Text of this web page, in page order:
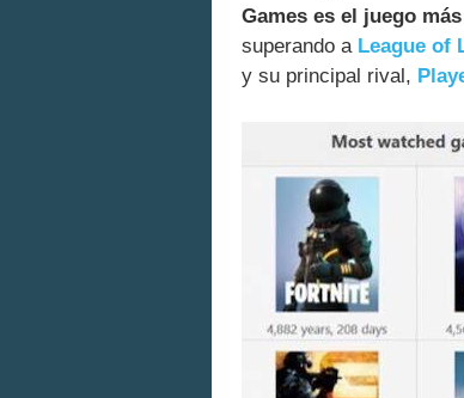
Games es el juego
superando a League of
y su principal rival,